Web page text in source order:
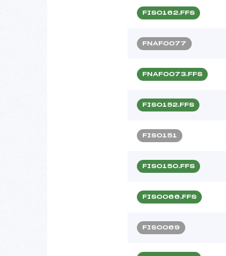
FIS0162.FFS
FNAF0077
FNAF0073.FFS
FIS0152.FFS
FIS0151
FIS0150.FFS
FIS0066.FFS
FIS0069